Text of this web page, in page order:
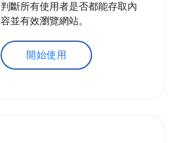
判斷所有使用者是否都能存取內
容並有效瀏覽網站。
開始使用